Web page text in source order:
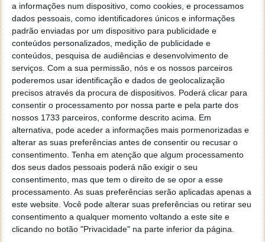
a informações num dispositivo, como cookies, e processamos
dados pessoais, como identificadores únicos e informações
padrão enviadas por um dispositivo para publicidade e
conteúdos personalizados, medição de publicidade e
conteúdos, pesquisa de audiências e desenvolvimento de
serviços. Com a sua permissão, nós e os nossos parceiros
poderemos usar identificação e dados de geolocalização
precisos através da procura de dispositivos. Poderá clicar para
consentir o processamento por nossa parte e pela parte dos
nossos 1733 parceiros, conforme descrito acima. Em
alternativa, pode aceder a informações mais pormenorizadas e
alterar as suas preferências antes de consentir ou recusar o
consentimento. Tenha em atenção que algum processamento
dos seus dados pessoais poderá não exigir o seu
consentimento, mas que tem o direito de se opor a esse
processamento. As suas preferências serão aplicadas apenas a
este website. Você pode alterar suas preferências ou retirar seu
consentimento a qualquer momento voltando a este site e
clicando no botão "Privacidade" na parte inferior da página.
Vítor M.
7 de Novembro de 2005 às 01:39
@Reporter
Desculpa mas o link funciona. Seja como for segue por mail
o MSn Messenger 8.
Responder
Vítor M.
7 de Novembro de 2005 às 11:21
@Rui
Tens de encontrar o que te falei. Faz da seguinte maneira,
janela iniciar e no topo dessa janela com o botão direito do
rato faz propriedades. Depois no separador Menu ‘Iniciar’
clica no botão ‘Personalizar’ aí encontrarás no separador
geral a opção para escolheres o Browser com que queres
navegar e o gestor de e-mail. Caso não consigas chegar lá,
vais ao teu Firefox e nas ferramentas ou tools escolhes
‘Opções’ ou ‘Options’ icon geral da então janela aberta e
logo perto do fim encontras um local para colocares um
visto que vai obrigar o Firefox a verificar se este é o browser